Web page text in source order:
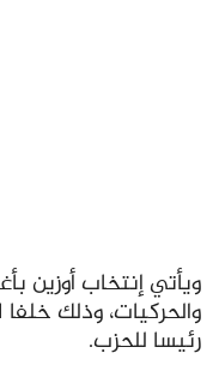
ويأتي إنتخاب أوزين
والحركيات، وذلك
رئيسا للحزب.